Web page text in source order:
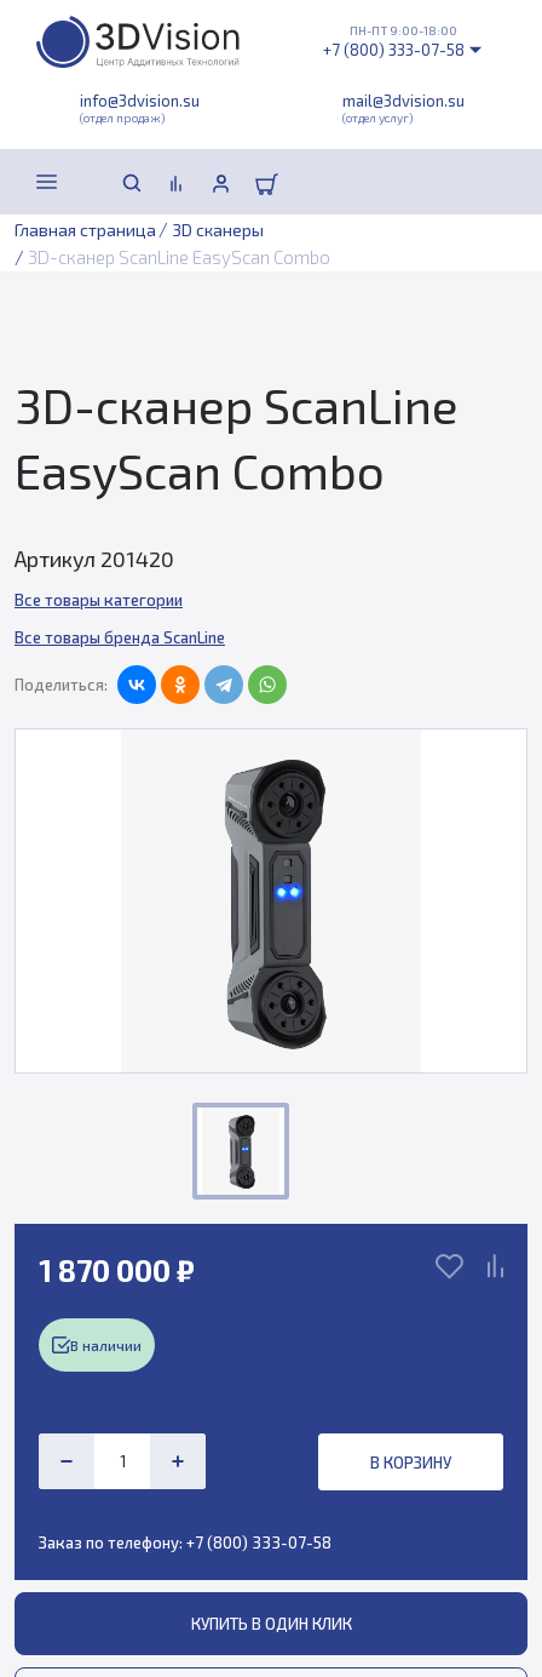
info@3dvision.su
(отдел продаж)
mail@3dvision.su
(отдел услуг)
ПН-ПТ 9:00-18:00
+7 (800) 333-07-58
Главная страница / 3D сканеры
/ 3D-сканер ScanLine EasyScan Combo
3D-сканер ScanLine
EasyScan Combo
Артикул 201420
Все товары категории
Все товары бренда ScanLine
Поделиться:
1 870 000 ₽
В наличии
В КОРЗИНУ
Заказ по телефону: +7 (800) 333-07-58
КУПИТЬ В ОДИН КЛИК